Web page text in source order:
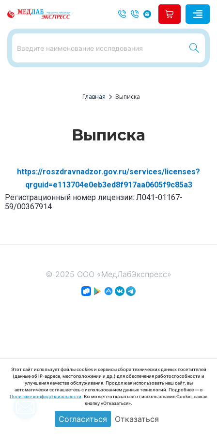
Этот сайт использует файлы cookies и сервисы сбора технических данных посетителей
(данные об IP-адресе, местоположении и др.) для обеспечения работоспособности и
улучшения качества обслуживания. Продолжая использовать наш сайт, вы
автоматически соглашаетесь с использованием данных технологий. Подробнее — в
Политике конфиденциальности. Вы можете отказаться от использования Cookie, нажав
кнопку «Отказаться».
Согласиться Отказаться
Главная chevron_right Выписка
Выписка
https://roszdravnadzor.gov.ru/services/licenses?
qrguid=e113704e0eb3ed8f917aa0605f9c85a3
Регистрационный номер лицензии: Л041-01167-
59/00367914
© 2025 ООО «МедЛабЭкспресс»